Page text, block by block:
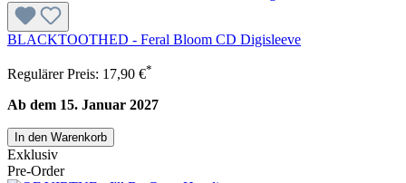
BLACKTOOTHED - Feral Bloom CD Digisleeve
Regulärer Preis: 17,90 €*
Ab dem 15. Januar 2027
In den Warenkorb
Exklusiv
Pre-Order